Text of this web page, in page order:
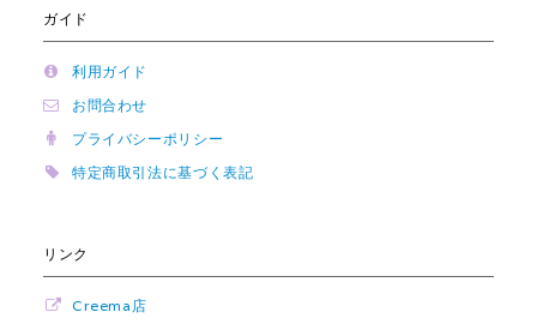
ガイド
利用ガイド
お問合わせ
プライバシーポリシー
特定商取引法に基づく表記
リンク
Creema店